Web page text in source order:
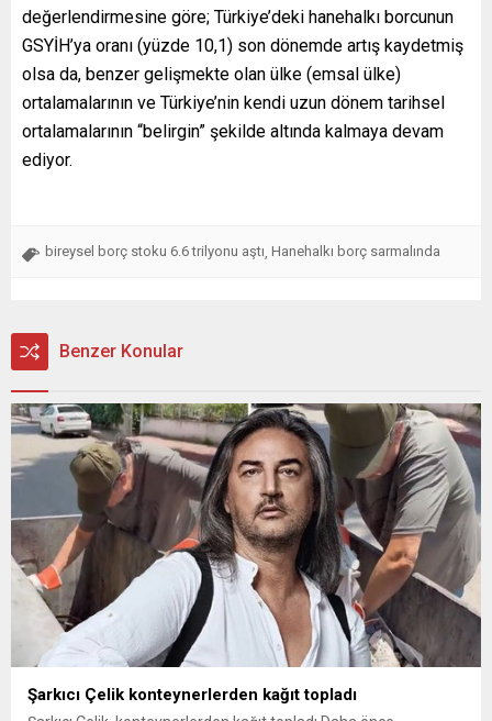
değerlendirmesine göre; Türkiye’deki hanehalkı borcunun
GSYİH’ya oranı (yüzde 10,1) son dönemde artış kaydetmiş
olsa da, benzer gelişmekte olan ülke (emsal ülke)
ortalamalarının ve Türkiye’nin kendi uzun dönem tarihsel
ortalamalarının “belirgin” şekilde altında kalmaya devam
ediyor.
bireysel borç stoku 6.6 trilyonu aştı Hanehalkı borç sarmalında
Benzer Konular
Şarkıcı Çelik konteynerlerden kağıt topladı